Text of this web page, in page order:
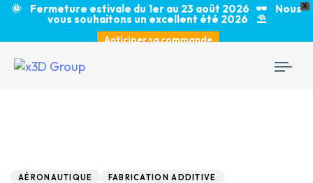
X
🌞 Fermeture estivale du 1er au 23 août 2026 🕶️ Nous
vous souhaitons un excellent été 2026 ⛱️
Anticiper sa commande
AÉRONAUTIQUE FABRICATION ADDITIVE